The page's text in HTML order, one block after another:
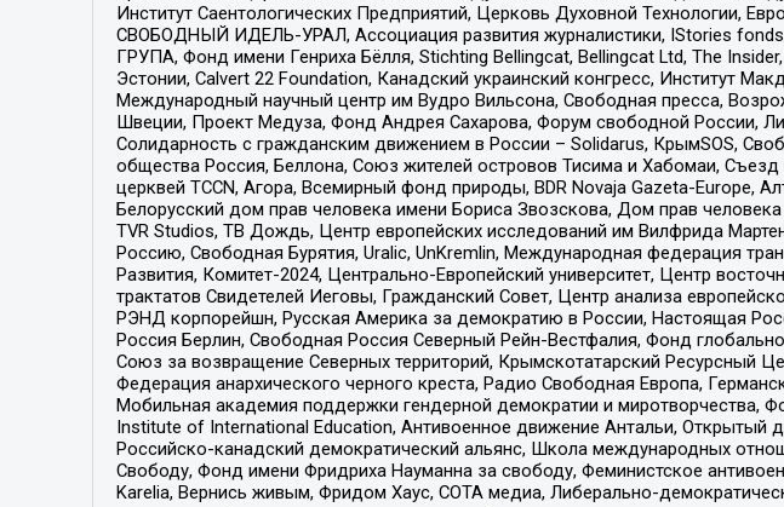
Институт Саентологических Предприятий, Церковь Духовной Технологии,
СВОБОДНЫЙ ИДЕЛЬ-УРАЛ, Ассоциация развития журналистики, IStories
ГРУПА, Фонд имени Генриха Бёлля, Stichting Bellingcat, Bellingcat Ltd, The
Эстонии, Calvert 22 Foundation, Канадский украинский конгресс, Институт
Международный научный центр им Вудро Вильсона, Свободная пресса,
Швеции, Проект Медуза, Фонд Андрея Сахарова, Форум свободной России,
Солидарность с гражданским движением в России – Solidarus, КрымSOS,
общества Россия, Беллона, Союз жителей островов Тисима и Хабомаи,
церквей TCCN, Агора, Всемирный фонд природы, BDR Novaja Gazeta-Europe,
Белорусский дом прав человека имени Бориса Звозскова, Дом прав
TVR Studios, ТВ Дождь, Центр европейских исследований им Вилфрида
Россию, Свободная Бурятия, Uralic, UnKremlin, Международная федерация
Развития, Комитет-2024, Центрально-Европейский университет, Центр
трактатов Свидетелей Иеговы, Гражданский Совет, Центр анализа
РЭНД корпорейшн, Русская Америка за демократию в России, Настоящая
Россия Берлин, Свободная Россия Северный Рейн-Вестфалия, Фонд
Союз за возвращение Северных территорий, Крымскотатарский Ресурсный
Федерация анархического черного креста, Радио Свободная Европа,
Мобильная академия поддержки гендерной демократии и миротворчества,
Institute of International Education, Антивоенное движение Антальи,
Российско-канадский демократический альянс, Школа международных
Свободу, Фонд имени Фридриха Науманна за свободу, Феминистское
Karelia, Вернись живым, Фридом Хаус, СОТА медиа, Либерально-